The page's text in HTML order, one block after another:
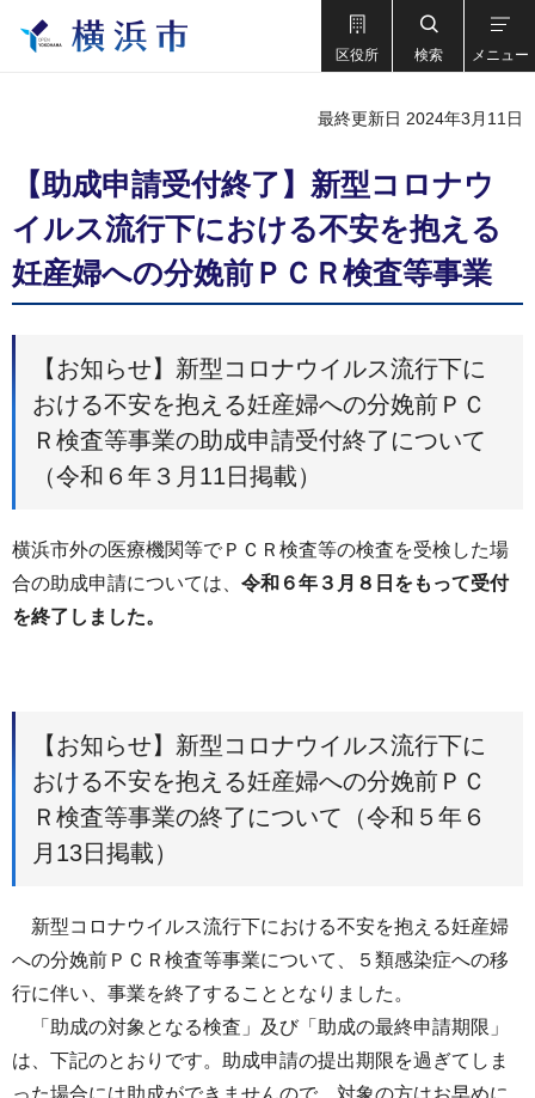
区役所 検索 メニュー
最終更新日 2024年3月11日
【助成申請受付終了】新型コロナウ
イルス流行下における不安を抱える
妊産婦への分娩前ＰＣＲ検査等事業
【お知らせ】新型コロナウイルス流行下に
おける不安を抱える妊産婦への分娩前ＰＣ
Ｒ検査等事業の助成申請受付終了について
（令和６年３月11日掲載）
横浜市外の医療機関等でＰＣＲ検査等の検査を受検した場
合の助成申請については、 令和６年３月８日をもって受付
を終了しました。
【お知らせ】新型コロナウイルス流行下に
おける不安を抱える妊産婦への分娩前ＰＣ
Ｒ検査等事業の終了について（令和５年６
月13日掲載）
新型コロナウイルス流行下における不安を抱える妊産婦
への分娩前ＰＣＲ検査等事業について、５類感染症への移
行に伴い、事業を終了することとなりました。
「助成の対象となる検査」及び「助成の最終申請期限」
は、下記のとおりです。助成申請の提出期限を過ぎてしま
った場合には助成ができませんので、対象の方はお早めに